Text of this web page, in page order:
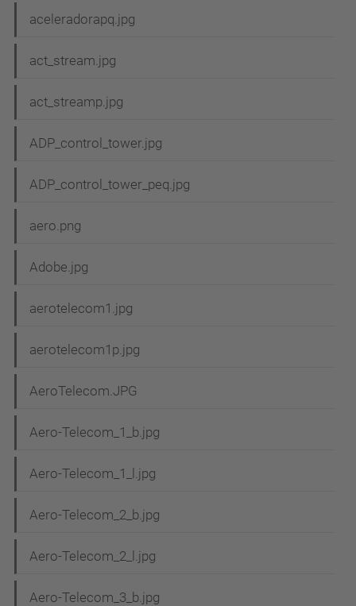
aceleradorapq.jpg
act_stream.jpg
act_streamp.jpg
ADP_control_tower.jpg
ADP_control_tower_peq.jpg
aero.png
Adobe.jpg
aerotelecom1.jpg
aerotelecom1p.jpg
AeroTelecom.JPG
Aero-Telecom_1_b.jpg
Aero-Telecom_1_l.jpg
Aero-Telecom_2_b.jpg
Aero-Telecom_2_l.jpg
Aero-Telecom_3_b.jpg